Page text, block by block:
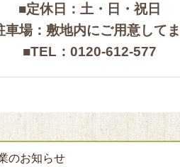
■定休日：土・日・祝日
車場：敷地内にご用意して
■TEL：0120-612-577
のお知らせ